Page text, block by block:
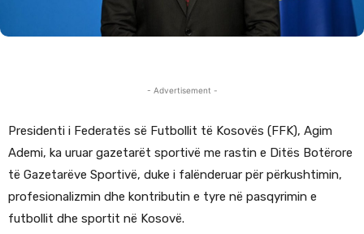
- Advertisement -
Presidenti i Federatës së Futbollit të Kosovës (FFK), Agim
Ademi, ka uruar gazetarët sportivë me rastin e Ditës Botërore
të Gazetarëve Sportivë, duke i falënderuar për përkushtimin,
profesionalizmin dhe kontributin e tyre në pasqyrimin e
futbollit dhe sportit në Kosovë.